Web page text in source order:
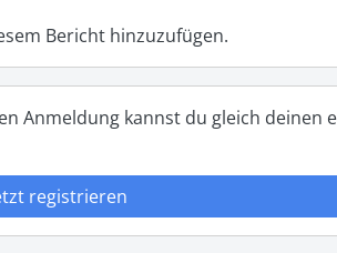
Bericht hinzuzufügen.
Anmeldung kannst du gleich deinen
registrieren